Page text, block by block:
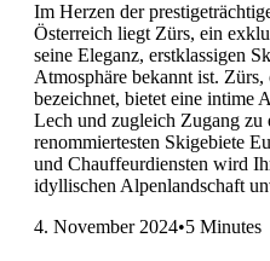
Im Herzen der
Österreich liegt Zürs, ein
seine Eleganz, erstklassigen
Atmosphäre bekannt ist.
bezeichnet, bietet eine intime
Lech und zugleich Zugang zu
renommiertesten Skigebiete
und Chauffeurdiensten wird
idyllischen Alpenlandschaft
4. November 2024•5 Minutes